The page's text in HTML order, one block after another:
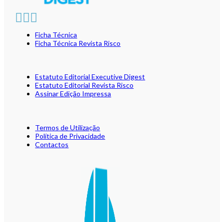
Ficha Técnica
Ficha Técnica Revista Risco
Estatuto Editorial Executive Digest
Estatuto Editorial Revista Risco
Assinar Edição Impressa
Termos de Utilização
Política de Privacidade
Contactos